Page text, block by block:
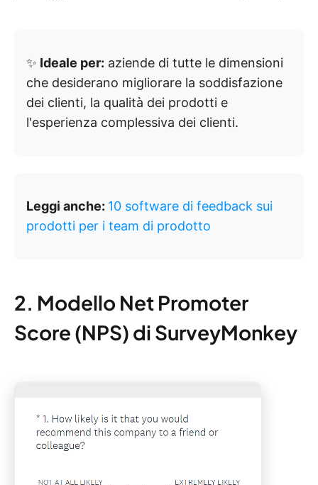
✨ Ideale per: aziende di tutte le dimensioni
che desiderano migliorare la soddisfazione
dei clienti, la qualità dei prodotti e
l'esperienza complessiva dei clienti.
Leggi anche: 10 software di feedback sui
prodotti per i team di prodotto
2. Modello Net Promoter
Score (NPS) di SurveyMonkey